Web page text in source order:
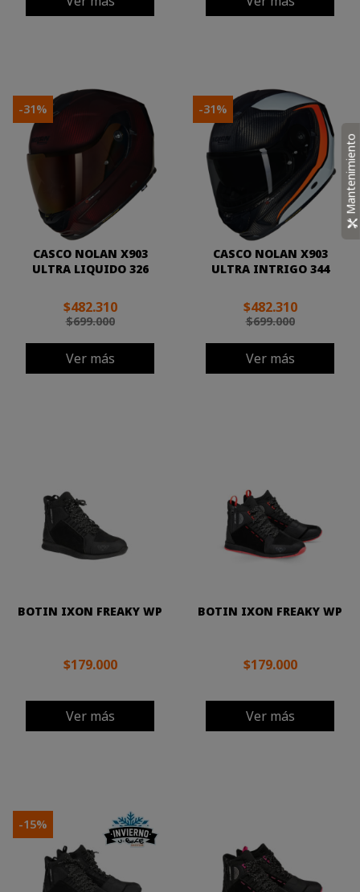
CASCO NOLAN X903
ULTRA LIQUIDO 326
$699.000
$482.310
Ver más
-31%
CASCO NOLAN X903
ULTRA INTRIGO 344
$699.000
$482.310
Ver más
-31%
BOTIN IXON FREAKY WP
$179.000
Ver más
BOTIN IXON FREAKY WP
$179.000
Ver más
-15%
Mantenimiento